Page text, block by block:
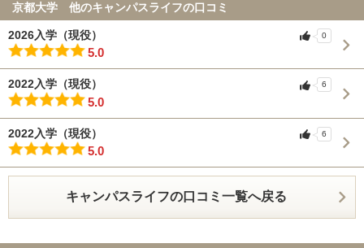
京都大学 他のキャンパスライフの口コミ
2026入学（現役）
5.0
0
2022入学（現役）
5.0
6
2022入学（現役）
5.0
6
キャンパスライフの口コミ一覧へ戻る